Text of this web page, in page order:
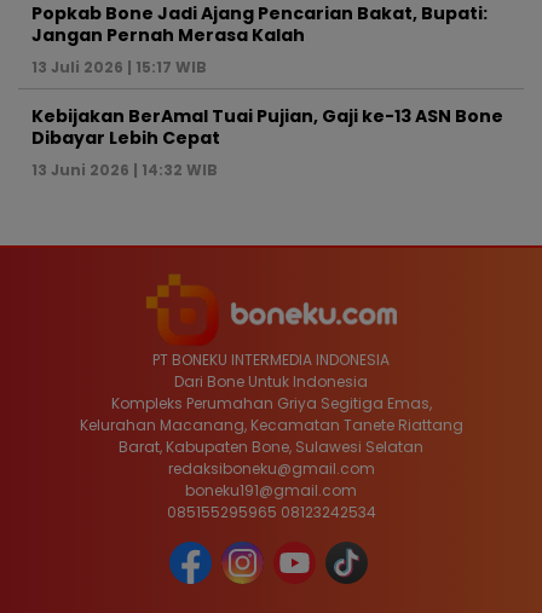
Popkab Bone Jadi Ajang Pencarian Bakat, Bupati:
Jangan Pernah Merasa Kalah
13 Juli 2026 | 15:17 WIB
Kebijakan BerAmal Tuai Pujian, Gaji ke-13 ASN Bone
Dibayar Lebih Cepat
13 Juni 2026 | 14:32 WIB
PT BONEKU INTERMEDIA INDONESIA
Dari Bone Untuk Indonesia
Kompleks Perumahan Griya Segitiga Emas,
Kelurahan Macanang, Kecamatan Tanete Riattang
Barat, Kabupaten Bone, Sulawesi Selatan
redaksiboneku@gmail.com
boneku191@gmail.com
085155295965 08123242534